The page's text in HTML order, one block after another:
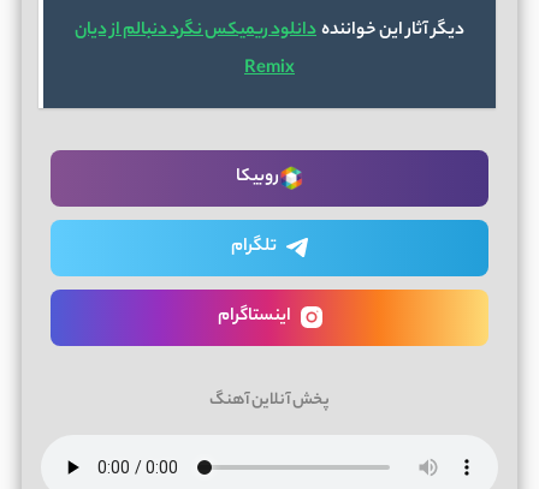
دیگر آثار این خوانندهدانلود ریمیکس نگرد دنبالم از دیان
Remix
روبیکا
تلگرام
اینستاگرام
پخش آنلاین آهنگ